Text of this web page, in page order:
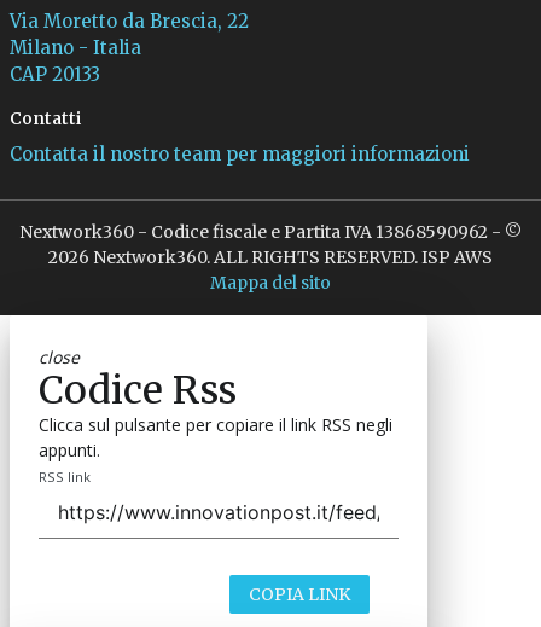
Via Moretto da Brescia, 22
Milano - Italia
CAP 20133
Contatti
Contatta il nostro team per maggiori informazioni
Nextwork360 - Codice fiscale e Partita IVA 13868590962 - ©
2026 Nextwork360. ALL RIGHTS RESERVED. ISP AWS
Mappa del sito
close
Codice Rss
Clicca sul pulsante per copiare il link RSS negli
appunti.
RSS link
COPIA LINK